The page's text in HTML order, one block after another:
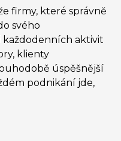
firmy, které správně
svého
aktivit
klienty
úspěšnější
podnikání jde,